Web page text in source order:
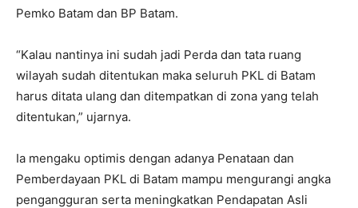
Pemko Batam dan BP Batam.
“Kalau nantinya ini sudah jadi Perda dan tata ruang
wilayah sudah ditentukan maka seluruh PKL di Batam
harus ditata ulang dan ditempatkan di zona yang telah
ditentukan,” ujarnya.
Ia mengaku optimis dengan adanya Penataan dan
Pemberdayaan PKL di Batam mampu mengurangi angka
pengangguran serta meningkatkan Pendapatan Asli